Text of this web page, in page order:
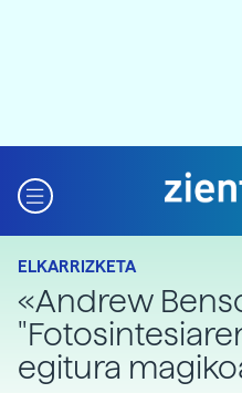
ELKARRIZKETA
«Andrew
egitura